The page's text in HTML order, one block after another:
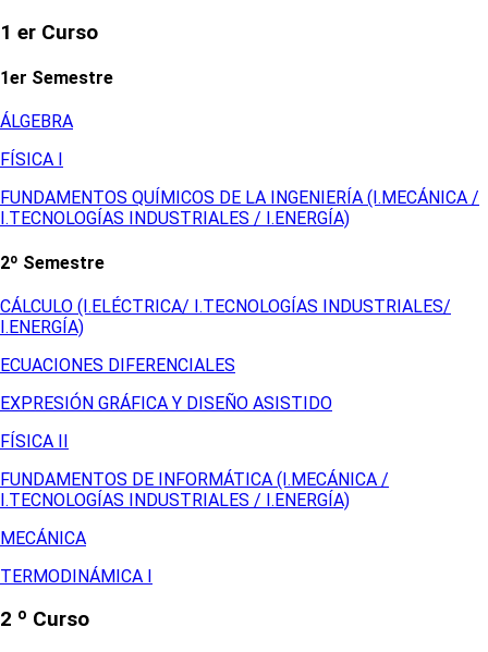
1 er Curso
1er Semestre
ÁLGEBRA
FÍSICA I
FUNDAMENTOS QUÍMICOS DE LA INGENIERÍA (I.MECÁNICA /
I.TECNOLOGÍAS INDUSTRIALES / I.ENERGÍA)
2º Semestre
CÁLCULO (I.ELÉCTRICA/ I.TECNOLOGÍAS INDUSTRIALES/
I.ENERGÍA)
ECUACIONES DIFERENCIALES
EXPRESIÓN GRÁFICA Y DISEÑO ASISTIDO
FÍSICA II
FUNDAMENTOS DE INFORMÁTICA (I.MECÁNICA /
I.TECNOLOGÍAS INDUSTRIALES / I.ENERGÍA)
MECÁNICA
TERMODINÁMICA I
2 º Curso